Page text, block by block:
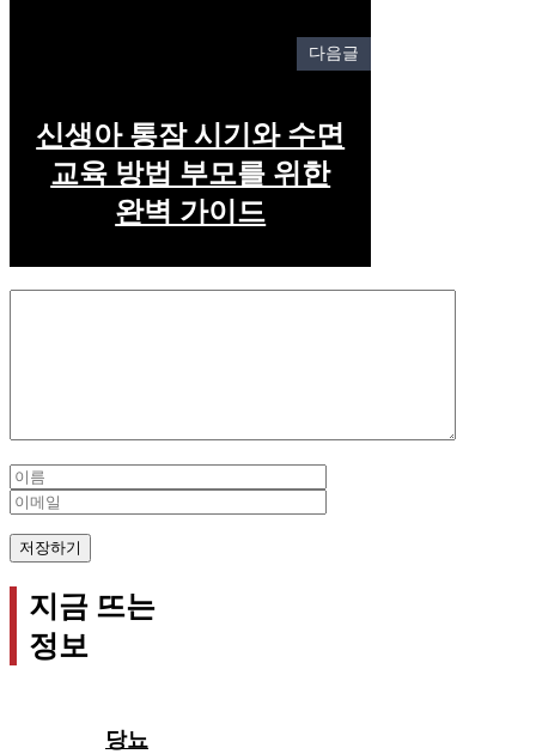
다음글
신생아 통잠 시기와 수면
교육 방법 부모를 위한
완벽 가이드
Name
지금 뜨는
정보
당뇨